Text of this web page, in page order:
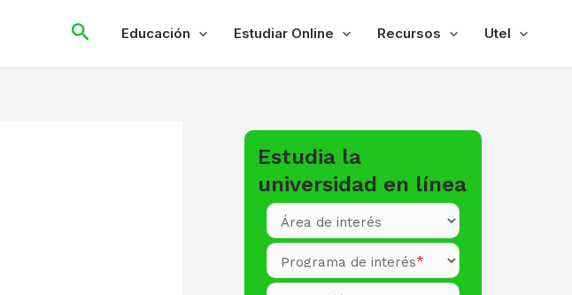
SearchEducación Estudiar Online Recursos Utel
Estudia la
universidad en línea